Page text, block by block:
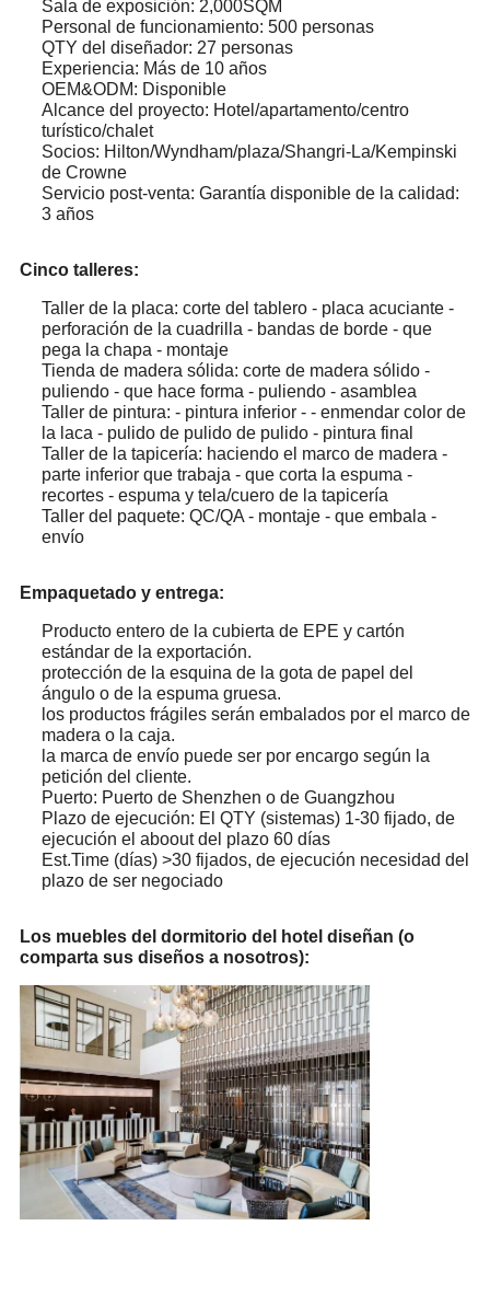
Sala de exposición: 2,000SQM
Personal de funcionamiento: 500 personas
QTY del diseñador: 27 personas
Experiencia: Más de 10 años
OEM&ODM: Disponible
Alcance del proyecto: Hotel/apartamento/centro
turístico/chalet
Socios: Hilton/Wyndham/plaza/Shangri-La/Kempinski
de Crowne
Servicio post-venta: Garantía disponible de la calidad:
3 años
Cinco talleres:
Taller de la placa: corte del tablero - placa acuciante -
perforación de la cuadrilla - bandas de borde - que
pega la chapa - montaje
Tienda de madera sólida: corte de madera sólido -
puliendo - que hace forma - puliendo - asamblea
Taller de pintura: - pintura inferior - - enmendar color de
la laca - pulido de pulido de pulido - pintura final
Taller de la tapicería: haciendo el marco de madera -
parte inferior que trabaja - que corta la espuma -
recortes - espuma y tela/cuero de la tapicería
Taller del paquete: QC/QA - montaje - que embala -
envío
Empaquetado y entrega:
Producto entero de la cubierta de EPE y cartón
estándar de la exportación.
protección de la esquina de la gota de papel del
ángulo o de la espuma gruesa.
los productos frágiles serán embalados por el marco de
madera o la caja.
la marca de envío puede ser por encargo según la
petición del cliente.
Puerto: Puerto de Shenzhen o de Guangzhou
Plazo de ejecución: El QTY (sistemas) 1-30 fijado, de
ejecución el aboout del plazo 60 días
Est.Time (días) >30 fijados, de ejecución necesidad del
plazo de ser negociado
Los muebles del dormitorio del hotel diseñan (o
comparta sus diseños a nosotros):